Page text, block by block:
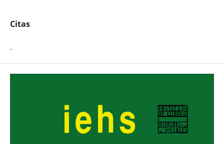
Citas
.